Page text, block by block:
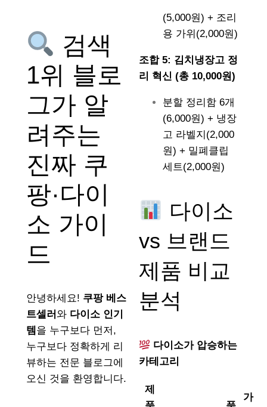
검색
1위 블로
그가 알
려주는
진짜 쿠
팡·다이
소 가이
드
안녕하세요! 쿠팡 베스
트셀러 와 다이소 인기
템 을 누구보다 먼저,
누구보다 정확하게 리
뷰하는 전문 블로그에
오신 것을 환영합니다.
(5,000원) + 조리
용 가위(2,000원)
조합 5: 김치냉장고 정
리 혁신 (총 10,000원)
분할 정리함 6개
(6,000원) + 냉장
고 라벨지(2,000
원) + 밀폐클립
세트(2,000원)
다이소
vs 브랜드
제품 비교
분석
다이소가 압승하는
카테고리
제
가